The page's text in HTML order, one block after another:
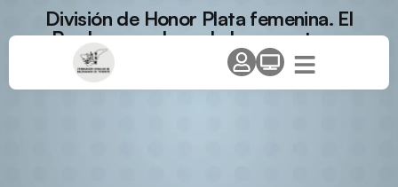
División de Honor Plata femenina. El
Perdoma nada pudo hacer ante un
potente Romade